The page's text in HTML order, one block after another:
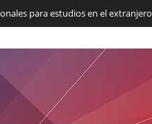
para estudios en el extranjero